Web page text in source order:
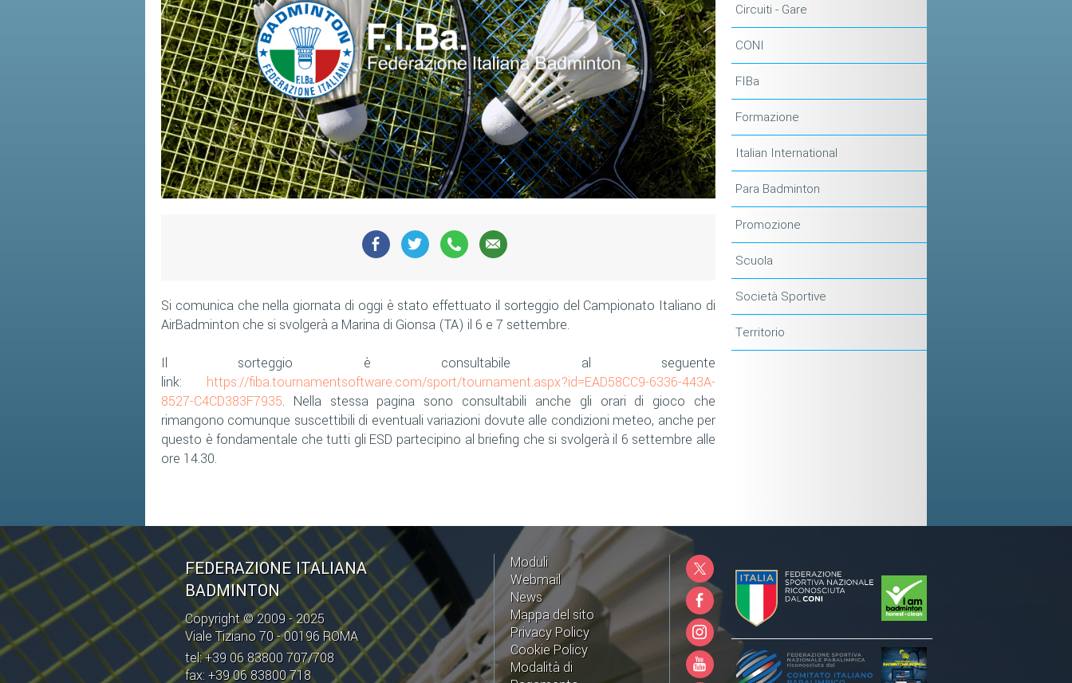
Si comunica che nella giornata di oggi è stato effettuato il sorteggio del Campionato Italiano di
AirBadminton che si svolgerà a Marina di Gionsa (TA) il 6 e 7 settembre.
Il sorteggio è consultabile al seguente
link: https://fiba.tournamentsoftware.com/sport/tournament.aspx?id=EAD58CC9-6336-443A-
8527-C4CD383F7935. Nella stessa pagina sono consultabili anche gli orari di gioco che
rimangono comunque suscettibili di eventuali variazioni dovute alle condizioni meteo, anche per
questo è fondamentale che tutti gli ESD partecipino al briefing che si svolgerà il 6 settembre alle
ore 14.30.
Circuiti - Gare
CONI
FIBa
Formazione
Italian International
Para Badminton
Promozione
Scuola
Società Sportive
Territorio
FEDERAZIONE ITALIANA
BADMINTON
Copyright © 2009 - 2025
Viale Tiziano 70 - 00196 ROMA
tel: +39 06 83800 707/708
fax: +39 06 83800 718
Moduli
Webmail
News
Mappa del sito
Privacy Policy
Cookie Policy
Modalità di